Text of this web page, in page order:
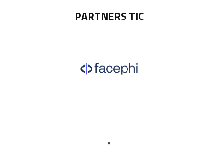
PARTNERS TIC